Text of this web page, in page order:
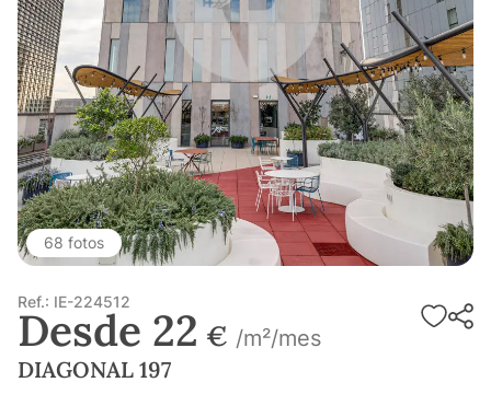
68 fotos
Ref.: IE-224512
Desde 22 € /m²/mes
DIAGONAL 197